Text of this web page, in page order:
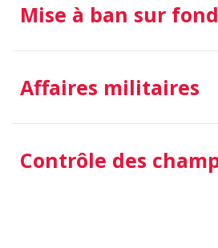
Mise à ban sur
Affaires militaires
Contrôle des